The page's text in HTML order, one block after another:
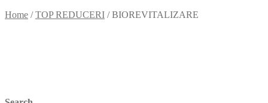
Home /TOP REDUCERI /BIOREVITALIZARE